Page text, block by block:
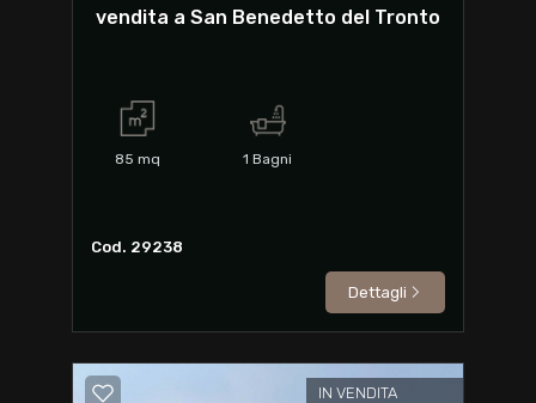
vendita a San Benedetto del Tronto
85 mq 1 Bagni
Cod. 29238
Dettagli
IN VENDITA